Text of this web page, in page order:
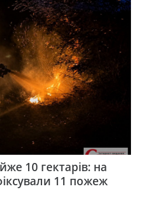
10 гектарів: на
11 пожеж